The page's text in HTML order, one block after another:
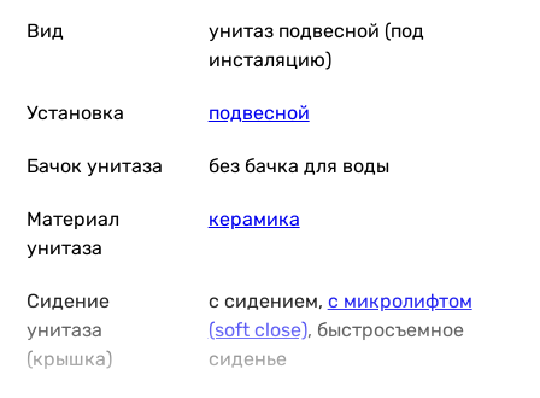
7 037грн
6 090грн
Вид
унитаз подвесной (под
инсталяцию)
Установка подвесной
Бачок унитаза без бачка для воды
Материал
унитаза
керамика
Сидение
унитаза
(крышка)
с сидением, с микролифтом
(soft close), быстросъемное
сиденье